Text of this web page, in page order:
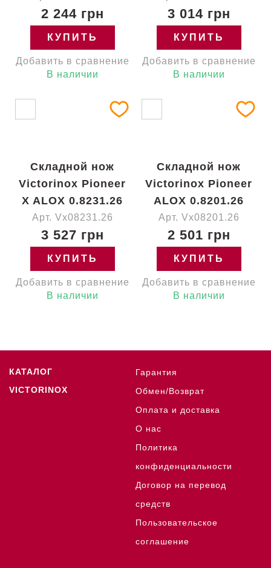
2 244 грн
КУПИТЬ
Добавить в сравнение
В наличии
3 014 грн
КУПИТЬ
Добавить в сравнение
В наличии
Складной нож
Victorinox Pioneer
X ALOX 0.8231.26
Арт. Vx08231.26
3 527 грн
КУПИТЬ
Добавить в сравнение
В наличии
Складной нож
Victorinox Pioneer
ALOX 0.8201.26
Арт. Vx08201.26
2 501 грн
КУПИТЬ
Добавить в сравнение
В наличии
КАТАЛОГ
VICTORINOX
Гарантия
Обмен/Возврат
Оплата и доставка
О нас
Политика
конфиденциальности
Договор на перевод
средств
Пользовательское
соглашение